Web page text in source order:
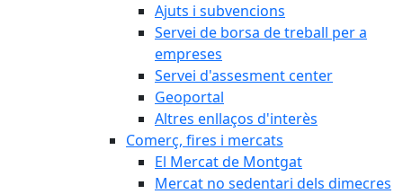
Ajuts i subvencions
Servei de borsa de treball per a
empreses
Servei d'assesment center
Geoportal
Altres enllaços d'interès
Comerç, fires i mercats
El Mercat de Montgat
Mercat no sedentari dels dimecres